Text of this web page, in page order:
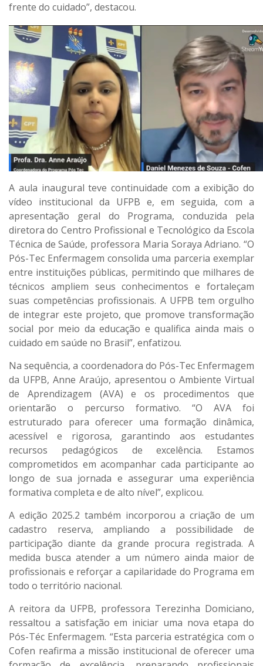
frente do cuidado”, destacou.
A aula inaugural teve continuidade com a exibição do
vídeo institucional da UFPB e, em seguida, com a
apresentação geral do Programa, conduzida pela
diretora do Centro Profissional e Tecnológico da Escola
Técnica de Saúde, professora Maria Soraya Adriano. “O
Pós-Tec Enfermagem consolida uma parceria exemplar
entre instituições públicas, permitindo que milhares de
técnicos ampliem seus conhecimentos e fortaleçam
suas competências profissionais. A UFPB tem orgulho
de integrar este projeto, que promove transformação
social por meio da educação e qualifica ainda mais o
cuidado em saúde no Brasil”, enfatizou.
Na sequência, a coordenadora do Pós-Tec Enfermagem
da UFPB, Anne Araújo, apresentou o Ambiente Virtual
de Aprendizagem (AVA) e os procedimentos que
orientarão o percurso formativo. “O AVA foi
estruturado para oferecer uma formação dinâmica,
acessível e rigorosa, garantindo aos estudantes
recursos pedagógicos de excelência. Estamos
comprometidos em acompanhar cada participante ao
longo de sua jornada e assegurar uma experiência
formativa completa e de alto nível”, explicou.
A edição 2025.2 também incorporou a criação de um
cadastro reserva, ampliando a possibilidade de
participação diante da grande procura registrada. A
medida busca atender a um número ainda maior de
profissionais e reforçar a capilaridade do Programa em
todo o território nacional.
A reitora da UFPB, professora Terezinha Domiciano,
ressaltou a satisfação em iniciar uma nova etapa do
Pós-Téc Enfermagem. “Esta parceria estratégica com o
Cofen reafirma a missão institucional de oferecer uma